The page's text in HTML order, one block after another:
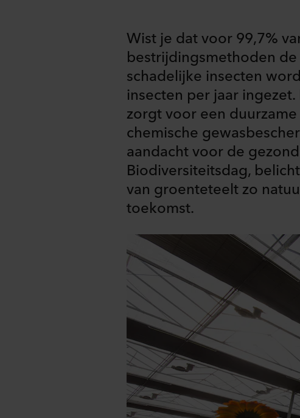
Wist je dat voor 99,7%
bestrijdingsmethoden
schadelijke insecten
insecten per jaar
zorgt voor een
chemische
aandacht voor de
Biodiversiteitsdag,
van groenteteelt zo
toekomst.